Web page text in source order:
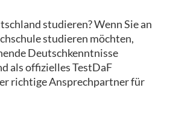
studieren? Wenn Sie an
studieren möchten,
Deutschkenntnisse
als offizielles TestDaF
richtige Ansprechpartner für